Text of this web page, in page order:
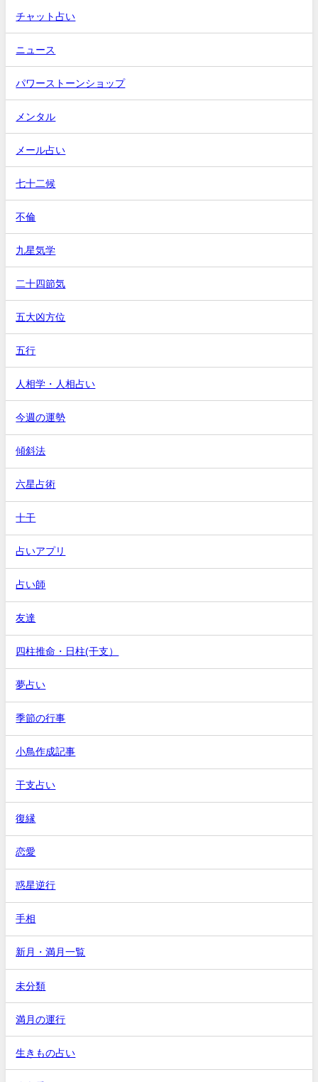
チャット占い
ニュース
パワーストーンショップ
メンタル
メール占い
七十二候
不倫
九星気学
二十四節気
五大凶方位
五行
人相学・人相占い
今週の運勢
傾斜法
六星占術
十干
占いアプリ
占い師
友達
四柱推命・日柱(干支）
夢占い
季節の行事
小鳥作成記事
干支占い
復縁
恋愛
惑星逆行
手相
新月・満月一覧
未分類
満月の運行
生きもの占い